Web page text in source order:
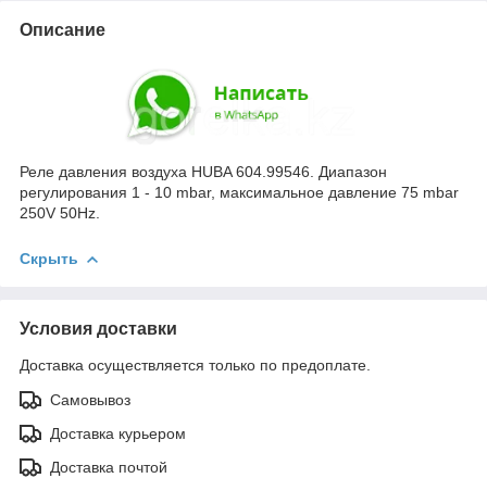
Описание
Реле давления воздуха HUBA 604.99546. Диапазон
регулирования 1 - 10 mbar, максимальное давление 75 mbar
250V 50Hz.
Скрыть
Условия доставки
Доставка осуществляется только по предоплате.
Самовывоз
Доставка курьером
Доставка почтой